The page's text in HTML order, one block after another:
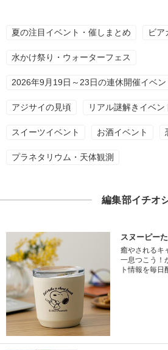
夏の注目イベント・催しまとめ ビア
水かけ祭り・ウォーターフェス
2026年9月19日～23日の連休開催イベン
アジサイの見頃 リアル謎解きイベン
スイーツイベント お酒イベント
プラネタリウム・天体観測
編集部イチオ
スヌーピー
癒やされるキ
一息つこう！
ト情報を毎日